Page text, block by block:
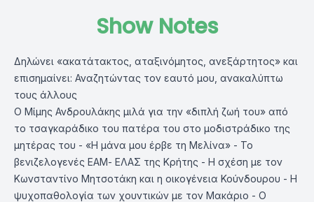
Show Notes
Δηλώνει «ακατάτακτος, αταξινόμητος, ανεξάρτητος» και
επισημαίνει: Αναζητώντας τον εαυτό μου, ανακαλύπτω
τους άλλους
Ο Μίμης Ανδρουλάκης μιλά για την «διπλή ζωή του» από
το τσαγκαράδικο του πατέρα του στο μοδιστράδικο της
μητέρας του - «Η μάνα μου έρβε τη Μελίνα» - Το
βενιζελογενές ΕΑΜ- ΕΛΑΣ της Κρήτης - Η σχέση με τον
Κωνσταντίνο Μητσοτάκη και η οικογένεια Κούνδουρου - Η
ψυχοπαθολογία των χουντικών με τον Μακάριο - Ο